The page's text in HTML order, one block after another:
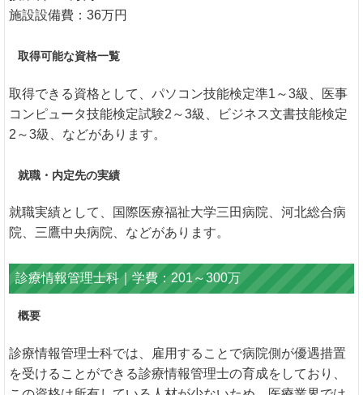
施設設備費：36万円
取得可能な資格一覧
取得できる資格として、パソコン技能検定準1～3級、医事
コンピュータ技能検定試験2～3級、ビジネス文書技能検定
2～3級、などがあります。
就職・内定先の実績
就職実績として、国際医療福祉大学三田病院、河北総合病
院、三鷹中央病院、などがあります。
診療情報管理士科｜学費：201～300万
概要
診療情報管理士科では、雇用することで病院側が優遇措置
を受けることができる診療情報管理士の育成をしており、